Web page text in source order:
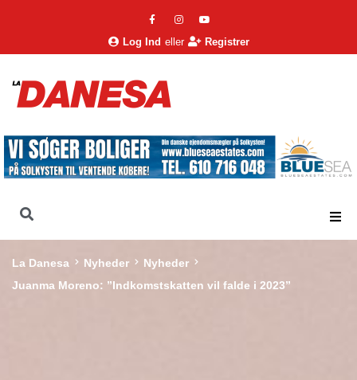
Log Ind eller Registrer
La Danesa Nyheder
Nyheder
Juanma Moreno: ”Indkomstskatten vil falde i 2023”